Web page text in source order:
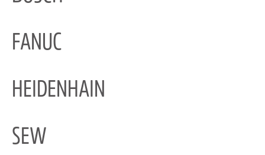
FANUC
HEIDENHAIN
SEW